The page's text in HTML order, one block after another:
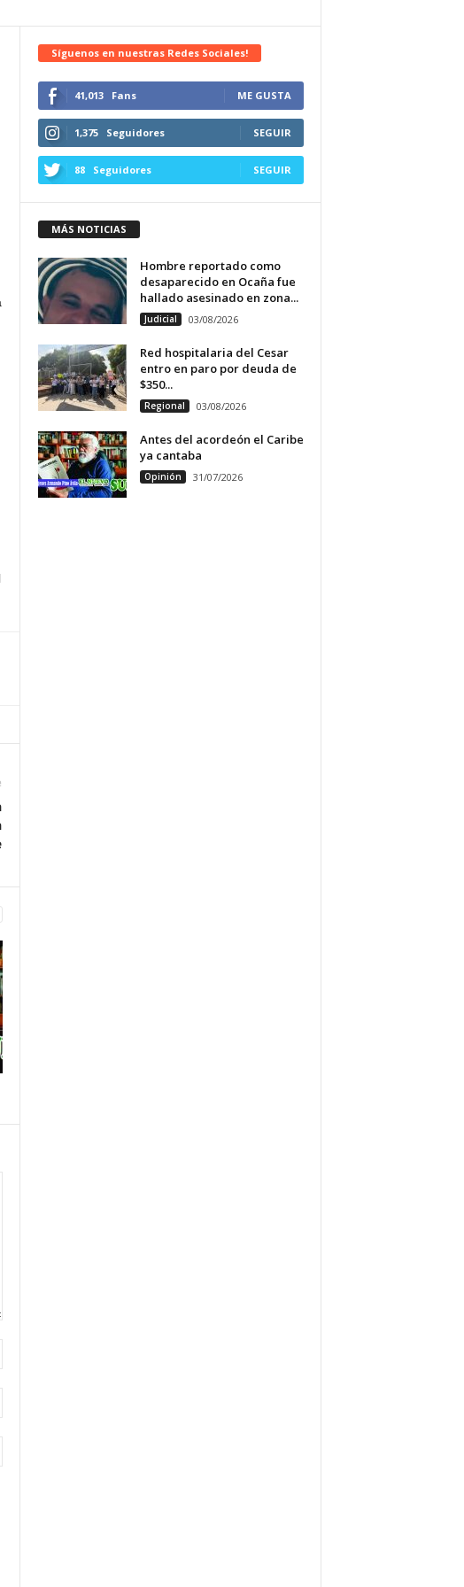
Síguenos en nuestras Redes Sociales!
41,013 Fans ME GUSTA
1,375 Seguidores SEGUIR
88 Seguidores SEGUIR
MÁS NOTICIAS
Hombre reportado como
desaparecido en Ocaña fue
hallado asesinado en zona...
Judicial 03/08/2026
Red hospitalaria del Cesar
entro en paro por deuda de
$350...
Regional 03/08/2026
Antes del acordeón el Caribe
ya cantaba
Opinión 31/07/2026